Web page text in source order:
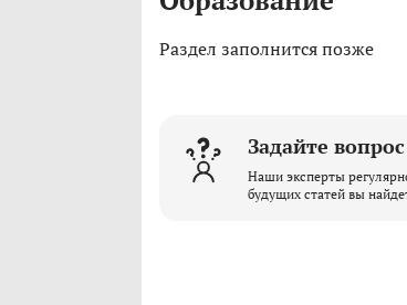
Раздел заполнится позже
Задайте
Наши эксперты
будущих статей вы